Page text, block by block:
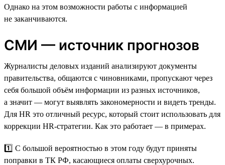
Однако на этом возможности работы с информацией
не заканчиваются.
СМИ — источник прогнозов
Журналисты деловых изданий анализируют документы
правительства, общаются с чиновниками, пропускают через
себя большой объём информации из разных источников,
а значит — могут выявлять закономерности и видеть тренды.
Для HR это отличный ресурс, который стоит использовать для
коррекции HR-стратегии. Как это работает — в примерах.
1️⃣ С большой вероятностью в этом году будут приняты
поправки в ТК РФ, касающиеся оплаты сверхурочных.